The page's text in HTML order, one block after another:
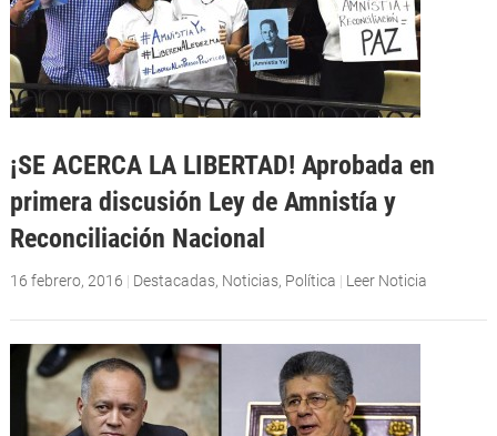
¡SE ACERCA LA LIBERTAD! Aprobada en
primera discusión Ley de Amnistía y
Reconciliación Nacional
16 febrero, 2016 | Destacadas, Noticias, Política | Leer Noticia